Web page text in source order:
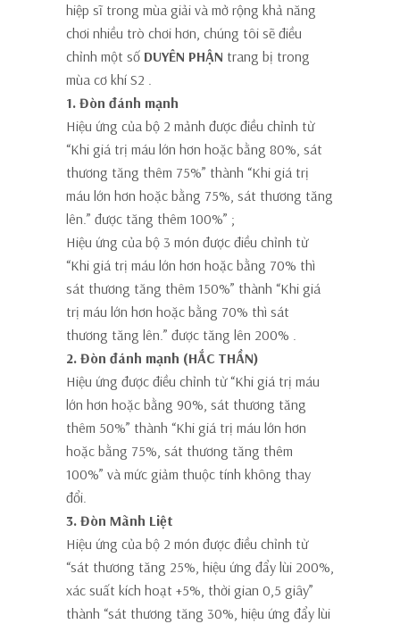
hiệp sĩ trong mùa giải và mở rộng khả năng
chơi nhiều trò chơi hơn, chúng tôi sẽ điều
chỉnh một số DUYÊN PHẬN trang bị trong
mùa cơ khí S2 .
1. Đòn đánh mạnh
Hiệu ứng của bộ 2 mảnh được điều chỉnh từ
“Khi giá trị máu lớn hơn hoặc bằng 80%, sát
thương tăng thêm 75%” thành “Khi giá trị
máu lớn hơn hoặc bằng 75%, sát thương tăng
lên.” được tăng thêm 100%” ;
Hiệu ứng của bộ 3 món được điều chỉnh từ
“Khi giá trị máu lớn hơn hoặc bằng 70% thì
sát thương tăng thêm 150%” thành “Khi giá
trị máu lớn hơn hoặc bằng 70% thì sát
thương tăng lên.” được tăng lên 200% .
2. Đòn đánh mạnh (HẮC THẦN)
Hiệu ứng được điều chỉnh từ “Khi giá trị máu
lớn hơn hoặc bằng 90%, sát thương tăng
thêm 50%” thành “Khi giá trị máu lớn hơn
hoặc bằng 75%, sát thương tăng thêm
100%” và mức giảm thuộc tính không thay
đổi.
3. Đòn Mãnh Liệt
Hiệu ứng của bộ 2 món được điều chỉnh từ
“sát thương tăng 25%, hiệu ứng đẩy lùi 200%,
xác suất kích hoạt +5%, thời gian 0,5 giây”
thành “sát thương tăng 30%, hiệu ứng đẩy lùi